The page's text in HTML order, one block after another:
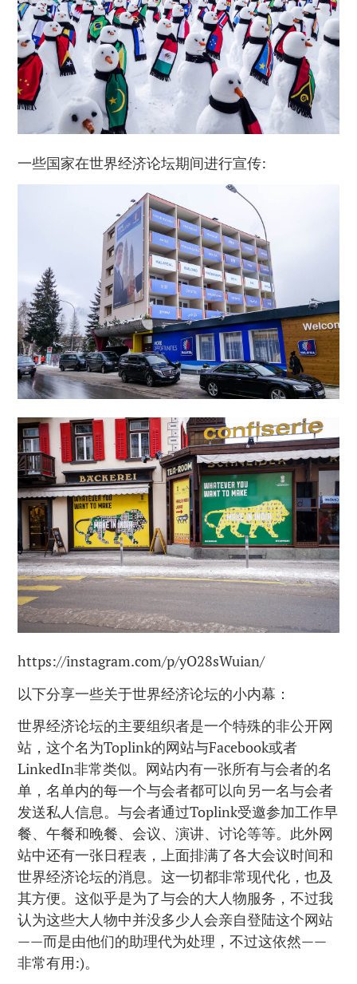
一些国家在世界经济论坛期间进行宣传:
https://instagram.com/p/yO28sWuian/
以下分享一些关于世界经济论坛的小内幕：
世界经济论坛的主要组织者是一个特殊的非公开网
站，这个名为Toplink的网站与Facebook或者
LinkedIn非常类似。网站内有一张所有与会者的名
单，名单内的每一个与会者都可以向另一名与会者
发送私人信息。与会者通过Toplink受邀参加工作早
餐、午餐和晚餐、会议、演讲、讨论等等。此外网
站中还有一张日程表，上面排满了各大会议时间和
世界经济论坛的消息。这一切都非常现代化，也及
其方便。这似乎是为了与会的大人物服务，不过我
认为这些大人物中并没多少人会亲自登陆这个网站
——而是由他们的助理代为处理，不过这依然——
非常有用:)。